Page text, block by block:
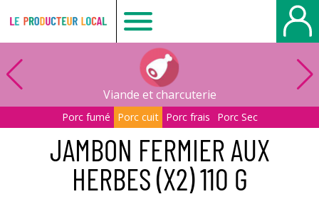
Le
producteur
local
-
Bois
Viande et charcuterie
Porc fumé Porc cuit Porc frais Porc Sec
JAMBON FERMIER AUX
HERBES (X2) 110 G